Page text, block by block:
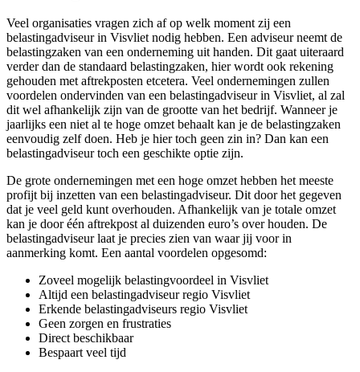
Veel organisaties vragen zich af op welk moment zij een
belastingadviseur in Visvliet nodig hebben. Een adviseur neemt de
belastingzaken van een onderneming uit handen. Dit gaat uiteraard
verder dan de standaard belastingzaken, hier wordt ook rekening
gehouden met aftrekposten etcetera. Veel ondernemingen zullen
voordelen ondervinden van een belastingadviseur in Visvliet, al zal
dit wel afhankelijk zijn van de grootte van het bedrijf. Wanneer je
jaarlijks een niet al te hoge omzet behaalt kan je de belastingzaken
eenvoudig zelf doen. Heb je hier toch geen zin in? Dan kan een
belastingadviseur toch een geschikte optie zijn.
De grote ondernemingen met een hoge omzet hebben het meeste
profijt bij inzetten van een belastingadviseur. Dit door het gegeven
dat je veel geld kunt overhouden. Afhankelijk van je totale omzet
kan je door één aftrekpost al duizenden euro’s over houden. De
belastingadviseur laat je precies zien van waar jij voor in
aanmerking komt. Een aantal voordelen opgesomd:
Zoveel mogelijk belastingvoordeel in Visvliet
Altijd een belastingadviseur regio Visvliet
Erkende belastingadviseurs regio Visvliet
Geen zorgen en frustraties
Direct beschikbaar
Bespaart veel tijd